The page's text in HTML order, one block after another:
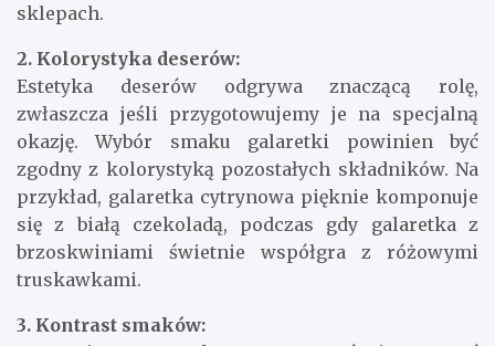
sklepach.
2. Kolorystyka deserów:
Estetyka deserów odgrywa znaczącą rolę,
zwłaszcza jeśli przygotowujemy je na specjalną
okazję. Wybór smaku galaretki powinien być
zgodny z kolorystyką pozostałych składników. Na
przykład, galaretka cytrynowa pięknie komponuje
się z białą czekoladą, podczas gdy galaretka z
brzoskwiniami świetnie współgra z różowymi
truskawkami.
3. Kontrast smaków: